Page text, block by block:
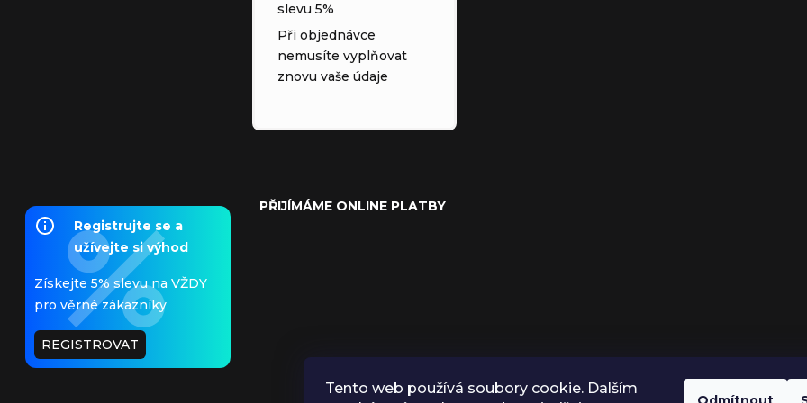
Tento web používá soubory cookie. Dalším
slevu 5%
Při objednávce
nemusíte vyplňovat
znovu vaše údaje
Registrujte se a
užívejte si výhod
Získejte 5% slevu na VŽDY
pro věrné zákazníky
REGISTROVAT
PŘIJÍMÁME ONLINE PLATBY